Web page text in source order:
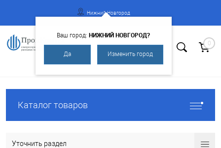
Нижний Новгород
Ваш город: НИЖНИЙ НОВГОРОД?
Да Изменить город
0
Каталог товаров
Уточнить раздел